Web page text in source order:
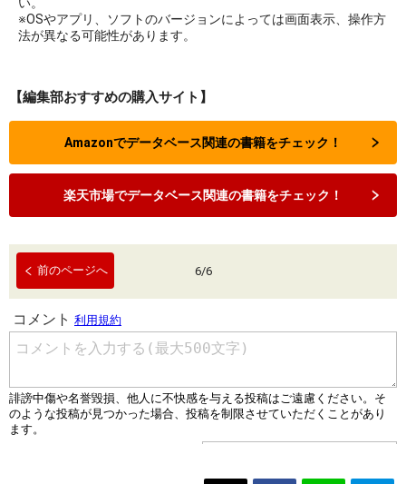
※OSやアプリ、ソフトのバージョンによっては画面表示、操作方
法が異なる可能性があります。
【編集部おすすめの購入サイト】
Amazonでデータベース関連の書籍をチェック！
楽天市場でデータベース関連の書籍をチェック！
前のページへ 6/6